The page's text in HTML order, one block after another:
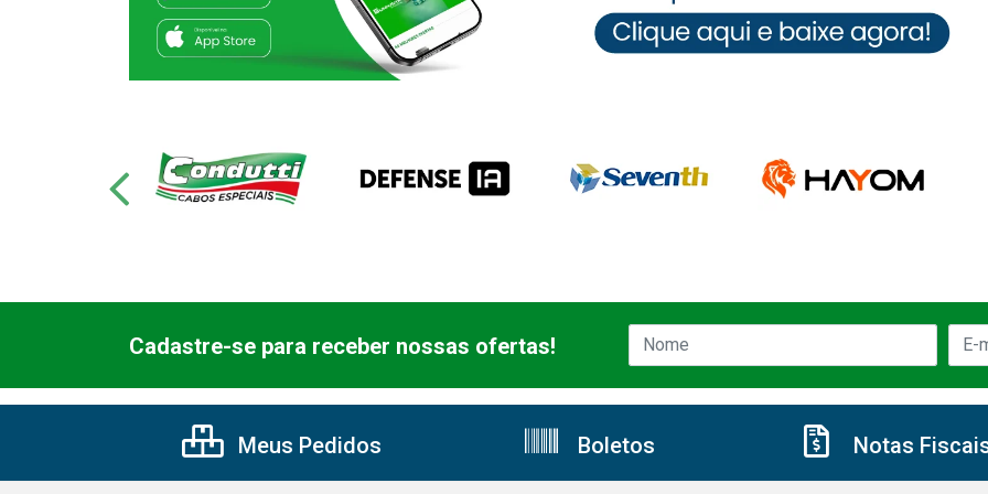
Cadastre-se para receber nossas ofertas!
Meus Pedidos Boletos Notas